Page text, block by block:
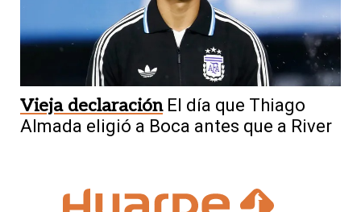
Vieja declaración El día que Thiago
Almada eligió a Boca antes que a River